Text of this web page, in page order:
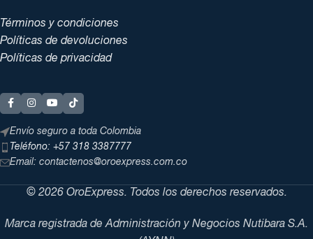
Términos y condiciones
Políticas de devoluciones
Políticas de privacidad
Envío seguro a toda Colombia
Teléfono: +57 318 3387777
Email: contactenos@oroexpress.com.co
© 2026 OroExpress. Todos los derechos reservados.
Marca registrada de Administración y Negocios Nutibara S.A.